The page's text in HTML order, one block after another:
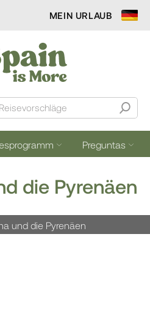
MEIN URLAUB
Preguntas
die Pyrenäen
und die Pyrenäen